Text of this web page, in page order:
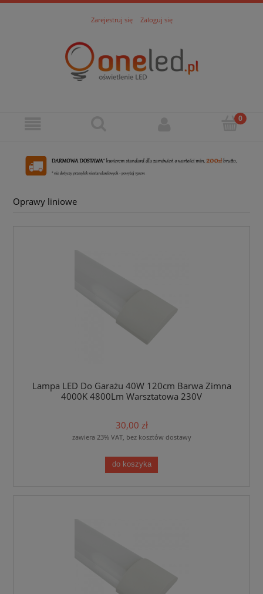
Zarejestruj się Zaloguj się
Oprawy liniowe
Lampa LED Do Garażu 40W 120cm Barwa Zimna
4000K 4800Lm Warsztatowa 230V
30,00 zł
zawiera 23% VAT, bez kosztów dostawy
do koszyka